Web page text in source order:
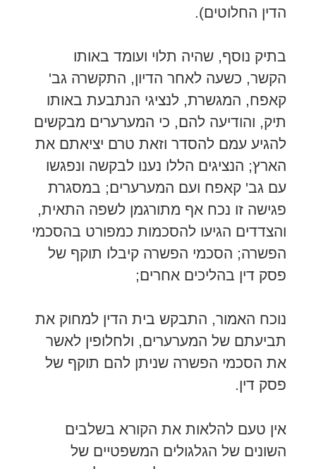
הדין החלוטים).
בתיק נוסף, שהיה תלוי ועומד באותו
הקשר, כשעה לאחר הדיון, התקשרה גב'
קאפח, המגשרת, לנציגי הנתבעת באותו
תיק, והודיעה להם, כי המערערים מבקשים
להגיע עמם להסדר וזאת טרם יציאתם את
הארץ; הנציגים הללו נענו לבקשה ונפגשו
עם גב' קאפח ועם המערערים; במסגרת
פגישה זו נכח אף מתורגמן לשפה התאית,
והצדדים הגיעו להסכמות כמפורט בהסכמי
הפשרה; הסכמי הפשרה קיבלו תוקף של
פסק דין בהליכים אחרים;
נוכח האמור, התבקש בית הדין למחוק את
תביעתם של המערערים, ולחלופין לאשר
את הסכמי הפשרה שניתן להם תוקף של
פסק דין.
אין טעם להלאות את הקורא בשלבים
השונים של הגלגולים המשפטיים של